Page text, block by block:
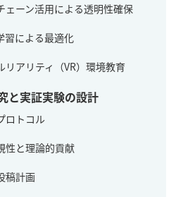
ェーン活用による透明性確保
習による最適化
リアリティ（VR）環境教育
と実証実験の設計
ロトコル
性と理論的貢献
稿計画